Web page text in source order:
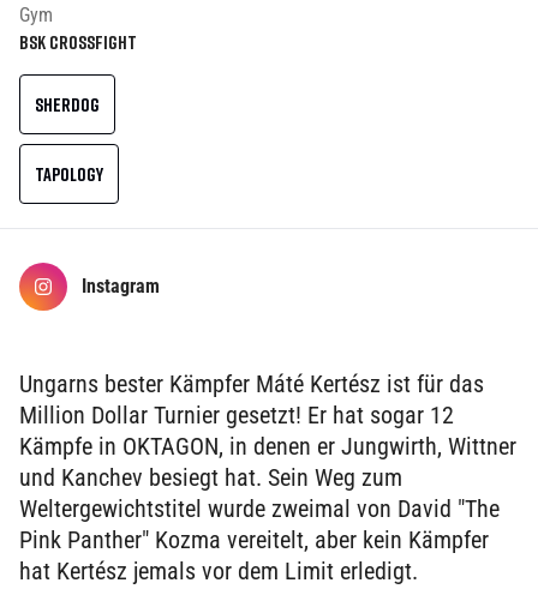
Gym
BSK Crossfight
SHERDOG
TAPOLOGY
Instagram
Ungarns bester Kämpfer Máté Kertész ist für das
Million Dollar Turnier gesetzt! Er hat sogar 12
Kämpfe in OKTAGON, in denen er Jungwirth, Wittner
und Kanchev besiegt hat. Sein Weg zum
Weltergewichtstitel wurde zweimal von David "The
Pink Panther" Kozma vereitelt, aber kein Kämpfer
hat Kertész jemals vor dem Limit erledigt.